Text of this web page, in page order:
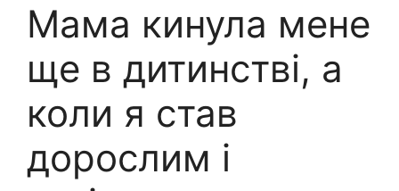
Мама кинула мене
ще в дитинстві, а
коли я став
дорослим і